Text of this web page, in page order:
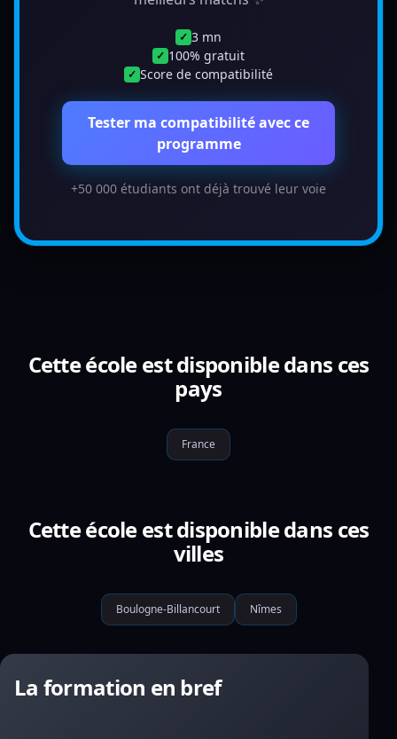
✓ 3 mn
✓ 100% gratuit
✓ Score de compatibilité
Tester ma compatibilité avec ce
programme
+50 000 étudiants ont déjà trouvé leur voie
Cette école est disponible dans ces
pays
France
Cette école est disponible dans ces
villes
Boulogne-Billancourt Nîmes
La formation en bref